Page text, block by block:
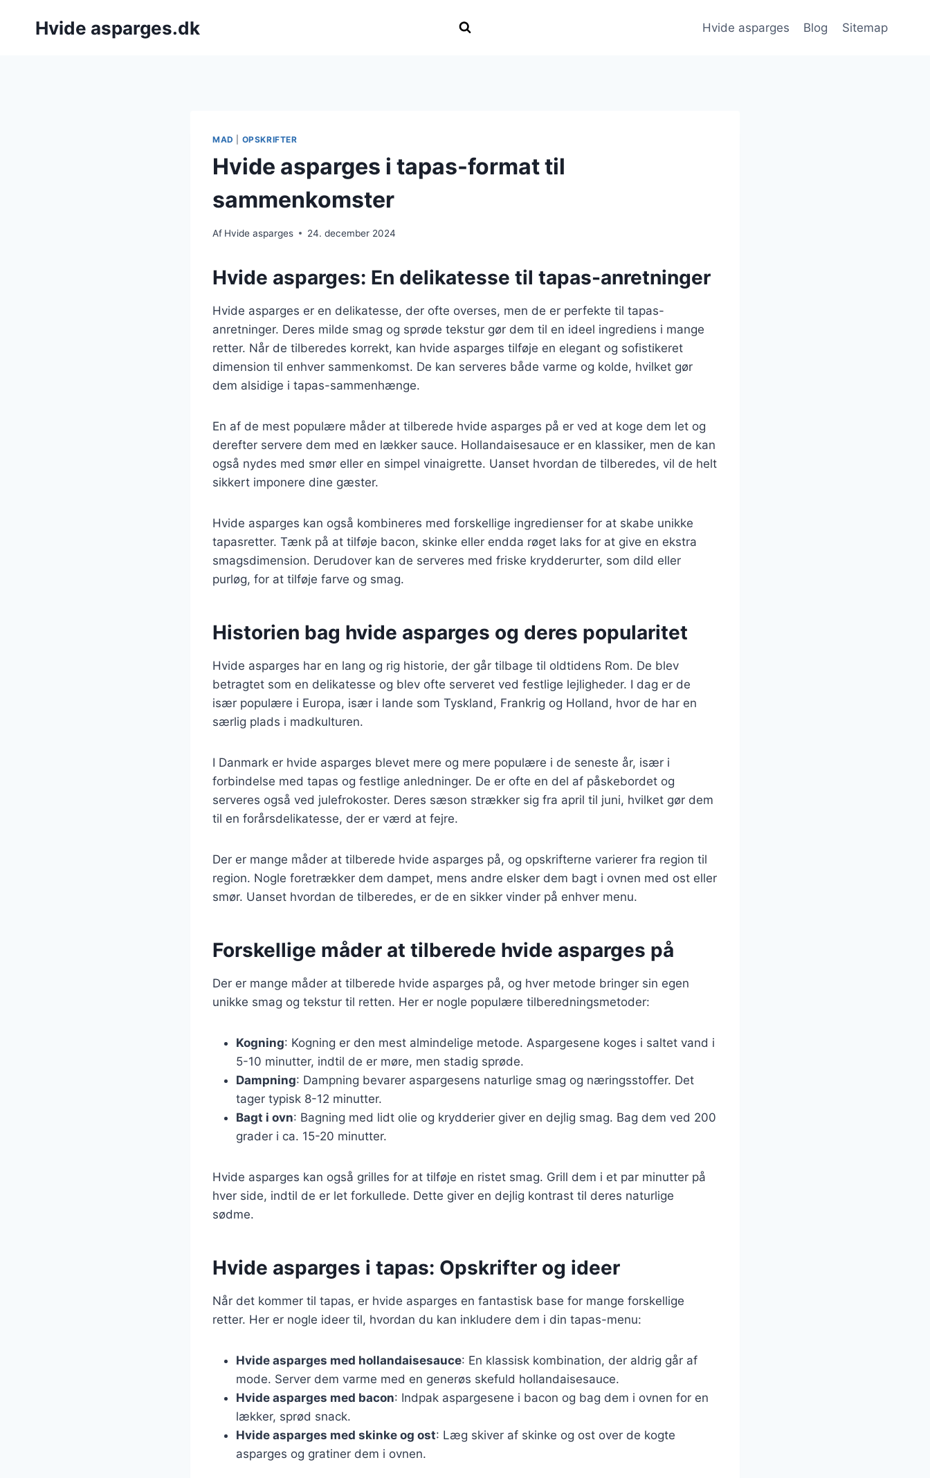
Hvide asparges.dk Hvide asparges Blog Sitemap
MAD OPSKRIFTER
Hvide asparges i tapas-format til
sammenkomster
Af Hvide asparges 24. december 2024
Hvide asparges: En delikatesse til tapas-anretninger
Hvide asparges er en delikatesse, der ofte overses, men de er perfekte til tapas-
anretninger. Deres milde smag og sprøde tekstur gør dem til en ideel ingrediens i mange
retter. Når de tilberedes korrekt, kan hvide asparges tilføje en elegant og sofistikeret
dimension til enhver sammenkomst. De kan serveres både varme og kolde, hvilket gør
dem alsidige i tapas-sammenhænge.
En af de mest populære måder at tilberede hvide asparges på er ved at koge dem let og
derefter servere dem med en lækker sauce. Hollandaisesauce er en klassiker, men de kan
også nydes med smør eller en simpel vinaigrette. Uanset hvordan de tilberedes, vil de helt
sikkert imponere dine gæster.
Hvide asparges kan også kombineres med forskellige ingredienser for at skabe unikke
tapasretter. Tænk på at tilføje bacon, skinke eller endda røget laks for at give en ekstra
smagsdimension. Derudover kan de serveres med friske krydderurter, som dild eller
purløg, for at tilføje farve og smag.
Historien bag hvide asparges og deres popularitet
Hvide asparges har en lang og rig historie, der går tilbage til oldtidens Rom. De blev
betragtet som en delikatesse og blev ofte serveret ved festlige lejligheder. I dag er de
især populære i Europa, især i lande som Tyskland, Frankrig og Holland, hvor de har en
særlig plads i madkulturen.
I Danmark er hvide asparges blevet mere og mere populære i de seneste år, især i
forbindelse med tapas og festlige anledninger. De er ofte en del af påskebordet og
serveres også ved julefrokoster. Deres sæson strækker sig fra april til juni, hvilket gør dem
til en forårsdelikatesse, der er værd at fejre.
Der er mange måder at tilberede hvide asparges på, og opskrifterne varierer fra region til
region. Nogle foretrækker dem dampet, mens andre elsker dem bagt i ovnen med ost eller
smør. Uanset hvordan de tilberedes, er de en sikker vinder på enhver menu.
Forskellige måder at tilberede hvide asparges på
Der er mange måder at tilberede hvide asparges på, og hver metode bringer sin egen
unikke smag og tekstur til retten. Her er nogle populære tilberedningsmetoder:
Kogning: Kogning er den mest almindelige metode. Aspargesene koges i saltet vand i
5-10 minutter, indtil de er møre, men stadig sprøde.
Dampning: Dampning bevarer aspargesens naturlige smag og næringsstoffer. Det
tager typisk 8-12 minutter.
Bagt i ovn: Bagning med lidt olie og krydderier giver en dejlig smag. Bag dem ved 200
grader i ca. 15-20 minutter.
Hvide asparges kan også grilles for at tilføje en ristet smag. Grill dem i et par minutter på
hver side, indtil de er let forkullede. Dette giver en dejlig kontrast til deres naturlige
sødme.
Hvide asparges i tapas: Opskrifter og ideer
Når det kommer til tapas, er hvide asparges en fantastisk base for mange forskellige
retter. Her er nogle ideer til, hvordan du kan inkludere dem i din tapas-menu:
Hvide asparges med hollandaisesauce: En klassisk kombination, der aldrig går af
mode. Server dem varme med en generøs skefuld hollandaisesauce.
Hvide asparges med bacon: Indpak aspargesene i bacon og bag dem i ovnen for en
lækker, sprød snack.
Hvide asparges med skinke og ost: Læg skiver af skinke og ost over de kogte
asparges og gratiner dem i ovnen.